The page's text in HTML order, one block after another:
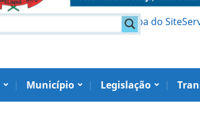
Mapa do Site
Município Legislação